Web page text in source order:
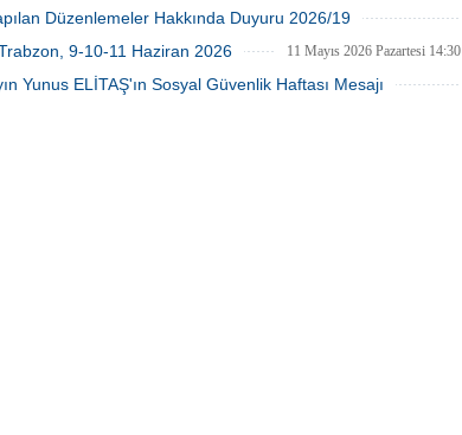
20 Mayıs 2026 Çarşamba 17:08
Düzenlemeler Hakkında Duyuru 2026/19
13 Mayıs 2026 Çarşamba 14:29
9-10-11 Haziran 2026 11 Mayıs 2026 Pazartesi 14:30
Yunus ELİTAŞ'ın Sosyal Güvenlik Haftası Mesajı